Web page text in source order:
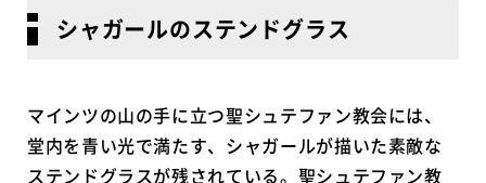
シャガールのステンドグラス
マインツの山の手に立つ聖シュテファン教会には、
堂内を青い光で満たす、シャガールが描いた素敵な
ステンドグラスが残されている。聖シュテファン教